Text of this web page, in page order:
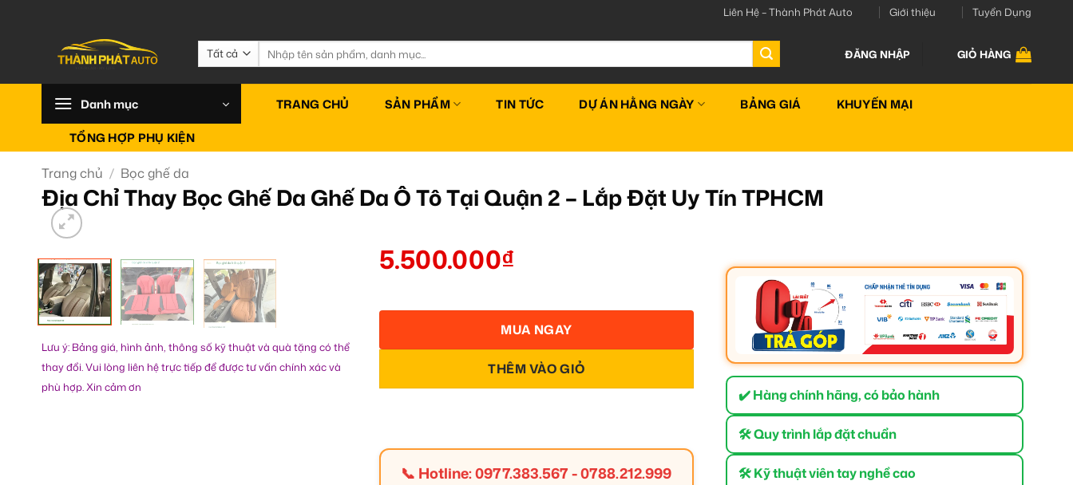
Liên Hệ – Thành Phát Auto Giới thiệu Tuyển Dụng
Tìm
kiếm:
ĐĂNG NHẬP GIỎ HÀNG
Danh mục TRANG CHỦ SẢN PHẨM TIN TỨC DỰ ÁN HẰNG NGÀY BẢNG GIÁ KHUYẾN MẠI
TỔNG HỢP PHỤ KIỆN
Trang chủ / Bọc ghế da
Địa Chỉ Thay Bọc Ghế Da Ghế Da Ô Tô Tại Quận 2 – Lắp Đặt Uy Tín TPHCM
Lưu ý: Bảng giá, hình ảnh, thông số kỹ thuật và quà tặng có thể
thay đổi. Vui lòng liên hệ trực tiếp để được tư vấn chính xác và
phù hợp. Xin cảm ơn
5.500.000₫
THÊM VÀO GIỎ
MUA NGAY
📞 Hotline:0977.383.567-0788.212.999
✔️ Hàng chính hãng, có bảo hành
🛠 Quy trình lắp đặt chuẩn
🛠 Kỹ thuật viên tay nghề cao